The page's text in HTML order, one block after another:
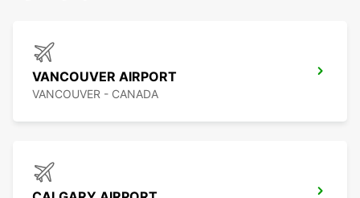
VANCOUVER AIRPORT
VANCOUVER - CANADA